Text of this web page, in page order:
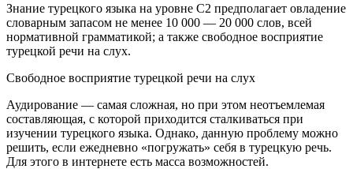
Знание турецкого языка на уровне С2 предполагает овладение
словарным запасом не менее 10 000 — 20 000 слов, всей
нормативной грамматикой; а также свободное восприятие
турецкой речи на слух.
Свободное восприятие турецкой речи на слух
Аудирование — самая сложная, но при этом неотъемлемая
составляющая, с которой приходится сталкиваться при
изучении турецкого языка. Однако, данную проблему можно
решить, если ежедневно «погружать» себя в турецкую речь.
Для этого в интернете есть масса возможностей.